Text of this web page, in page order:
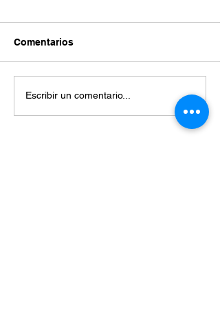
Comentarios
Escribir un comentario...